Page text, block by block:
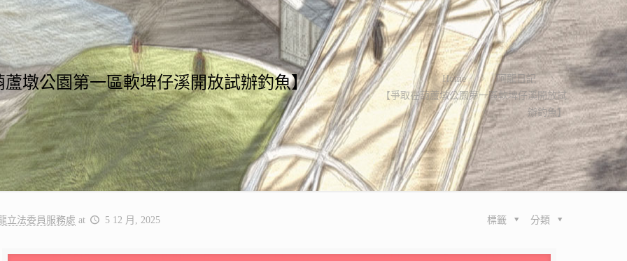
蘆墩公園第一區軟埤仔溪開放試辦釣魚】 Home
阿龍日記
【爭取在葫蘆墩公園第一區軟埤仔溪開放試
辦釣魚】
立法委員服務處 at 5 12 月, 2025 分類
標籤